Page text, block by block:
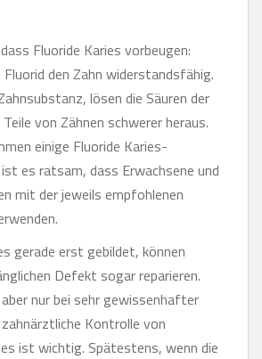
Fluoride Karies vorbeugen:
den Zahn widerstandsfähig.
lösen die Säuren der
von Zähnen schwerer heraus.
einige Fluoride Karies-
es ratsam, dass Erwachsene und
mit der jeweils empfohlenen
gerade erst gebildet, können
Defekt sogar reparieren.
nur bei sehr gewissenhafter
Kontrolle von
ist wichtig. Spätestens, wenn die